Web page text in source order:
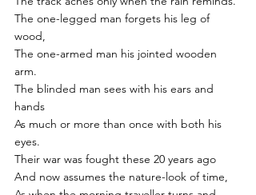
The one-legged man forgets his leg of
wood,
The one-armed man his jointed wooden
arm.
The blinded man sees with his ears and
hands
As much or more than once with both his
eyes.
Their war was fought these 20 years ago
And now assumes the nature-look of time,